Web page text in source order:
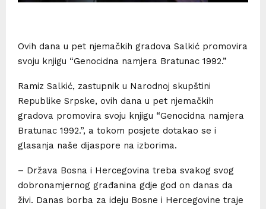
Ovih dana u pet njemačkih gradova Salkić promovira
svoju knjigu “Genocidna namjera Bratunac 1992.”
Ramiz Salkić, zastupnik u Narodnoj skupštini
Republike Srpske, ovih dana u pet njemačkih
gradova promovira svoju knjigu “Genocidna namjera
Bratunac 1992.”, a tokom posjete dotakao se i
glasanja naše dijaspore na izborima.
– Država Bosna i Hercegovina treba svakog svog
dobronamjernog građanina gdje god on danas da
živi. Danas borba za ideju Bosne i Hercegovine traje